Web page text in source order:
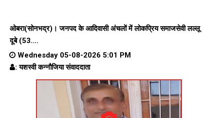
ओबरा(सोनभद्र)। जनपद के आदिवासी अंचलों में लोकप्रिय समाजसेवी लल्लू
दूबे (53....
Wednesday 05-08-2026 5:01 PM
: यशस्वी कन्नौजिया संवाददाता